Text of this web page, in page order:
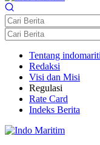
Tentang
Redaksi
Visi dan Misi
Regulasi
Rate Card
Indeks Berita